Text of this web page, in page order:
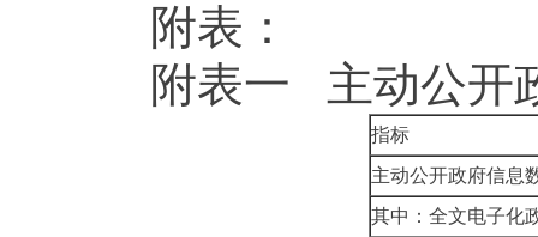
附表：
附表一
主动公开
指标
主动公开政府信息
其中：全文电子化